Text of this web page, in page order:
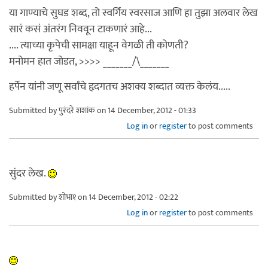
या गाण्याचे सुघड शब्द, तो स्वर्गिय स्वरसाज आणि हा तुझा अलवार लेख
सारं कसं अंतरंग निववून टाकणारं आहे...
.... त्याच्या कृपेची सामक्षा याहून वेगळी ती कोणती?
मनोमन हात जोडत, >>>> _______/\_______
हर्पेन यांनी जणू सर्वांचे हृदगतच अशक्य शब्दात व्यक्त केलंय.....
Submitted byपुरंदरे शशांकon 14 December, 2012 - 01:33
Log inorregisterto post comments
सुंदर लेख.
Submitted byशोभा१on 14 December, 2012 - 02:22
Log inorregisterto post comments